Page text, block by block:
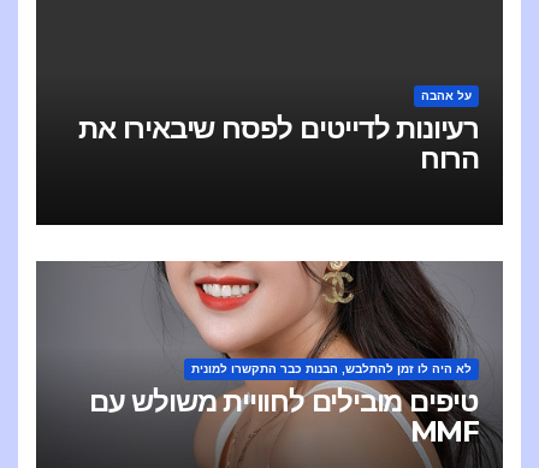
על אהבה
רעיונות לדייטים לפסח שיבאירו את
הרוח
לא היה לו זמן להתלבש, הבנות כבר התקשרו למונית
טיפים מובילים לחוויית משולש עם
MMF